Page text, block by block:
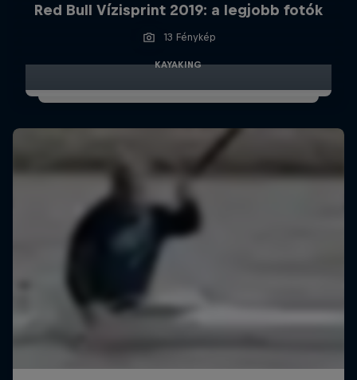
Red Bull Vízisprint 2019: a legjobb fotók
13 Fénykép
KAYAKING